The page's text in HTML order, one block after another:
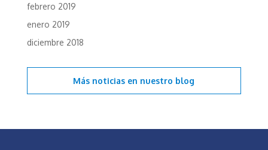
febrero 2019
enero 2019
diciembre 2018
Más noticias en nuestro blog